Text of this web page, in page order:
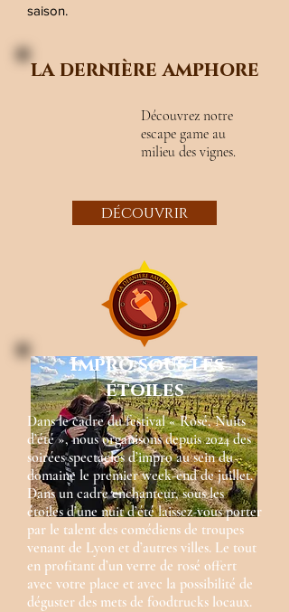
saison.
la dernière amphore
Découvrez notre
escape game au
milieu des vignes.
découvrir
Impro sous les
étoiles
Dans le cadre du festival « Rosé, Nuits
d’été », nous organisons depuis 2024 des
soirées spectacles d’impro au sein du
domaine le premier week-end de juillet.
Dans un cadre enchanteur, sous les
étoiles d’une nuit d’été laissez-vous porter
par le talent des comédiens de troupes
venant de Lyon et d’autres villes. Le tout
en profitant d’un verre de rosé offert
avec votre place et avec la possibilité de
déguster des mets de foodtrucks locaux.